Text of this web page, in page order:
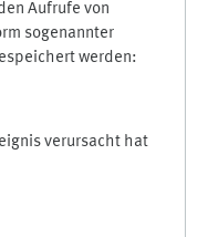
Aufrufe von
sogenannter
werden:
verursacht hat